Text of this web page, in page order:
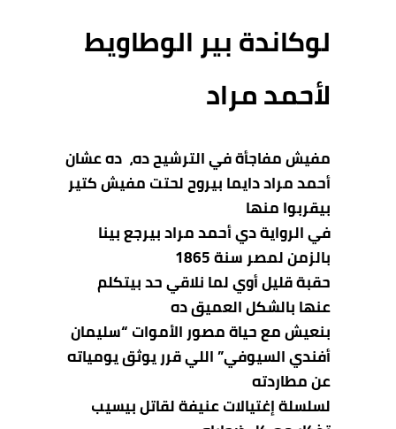
لوكاندة بير الوطاويط
لأحمد مراد
مفيش مفاجأة في الترشيح ده، ده عشان
أحمد مراد دايمابيروح لحتت مفيش كتير
بيقربوا منها
في الرواية دي أحمد مراد بيرجع بينا
بالزمن لمصر سنة 1865
حقبة قليل أوي لما نلاقي حد بيتكلم
عنها بالشكل العميق ده
بنعيش مع حياة مصور الأموات “سليمان
أفندي السيوفي” اللي قرر يوثق يومياته
عن مطاردته
لسلسلة إغتيالات عنيفة لقاتل بيسيب